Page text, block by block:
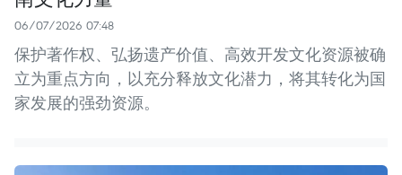
06/07/2026 07:48
保护著作权、弘扬遗产价值、高效开发文化资源被确
立为重点方向，以充分释放文化潜力，将其转化为国
家发展的强劲资源。